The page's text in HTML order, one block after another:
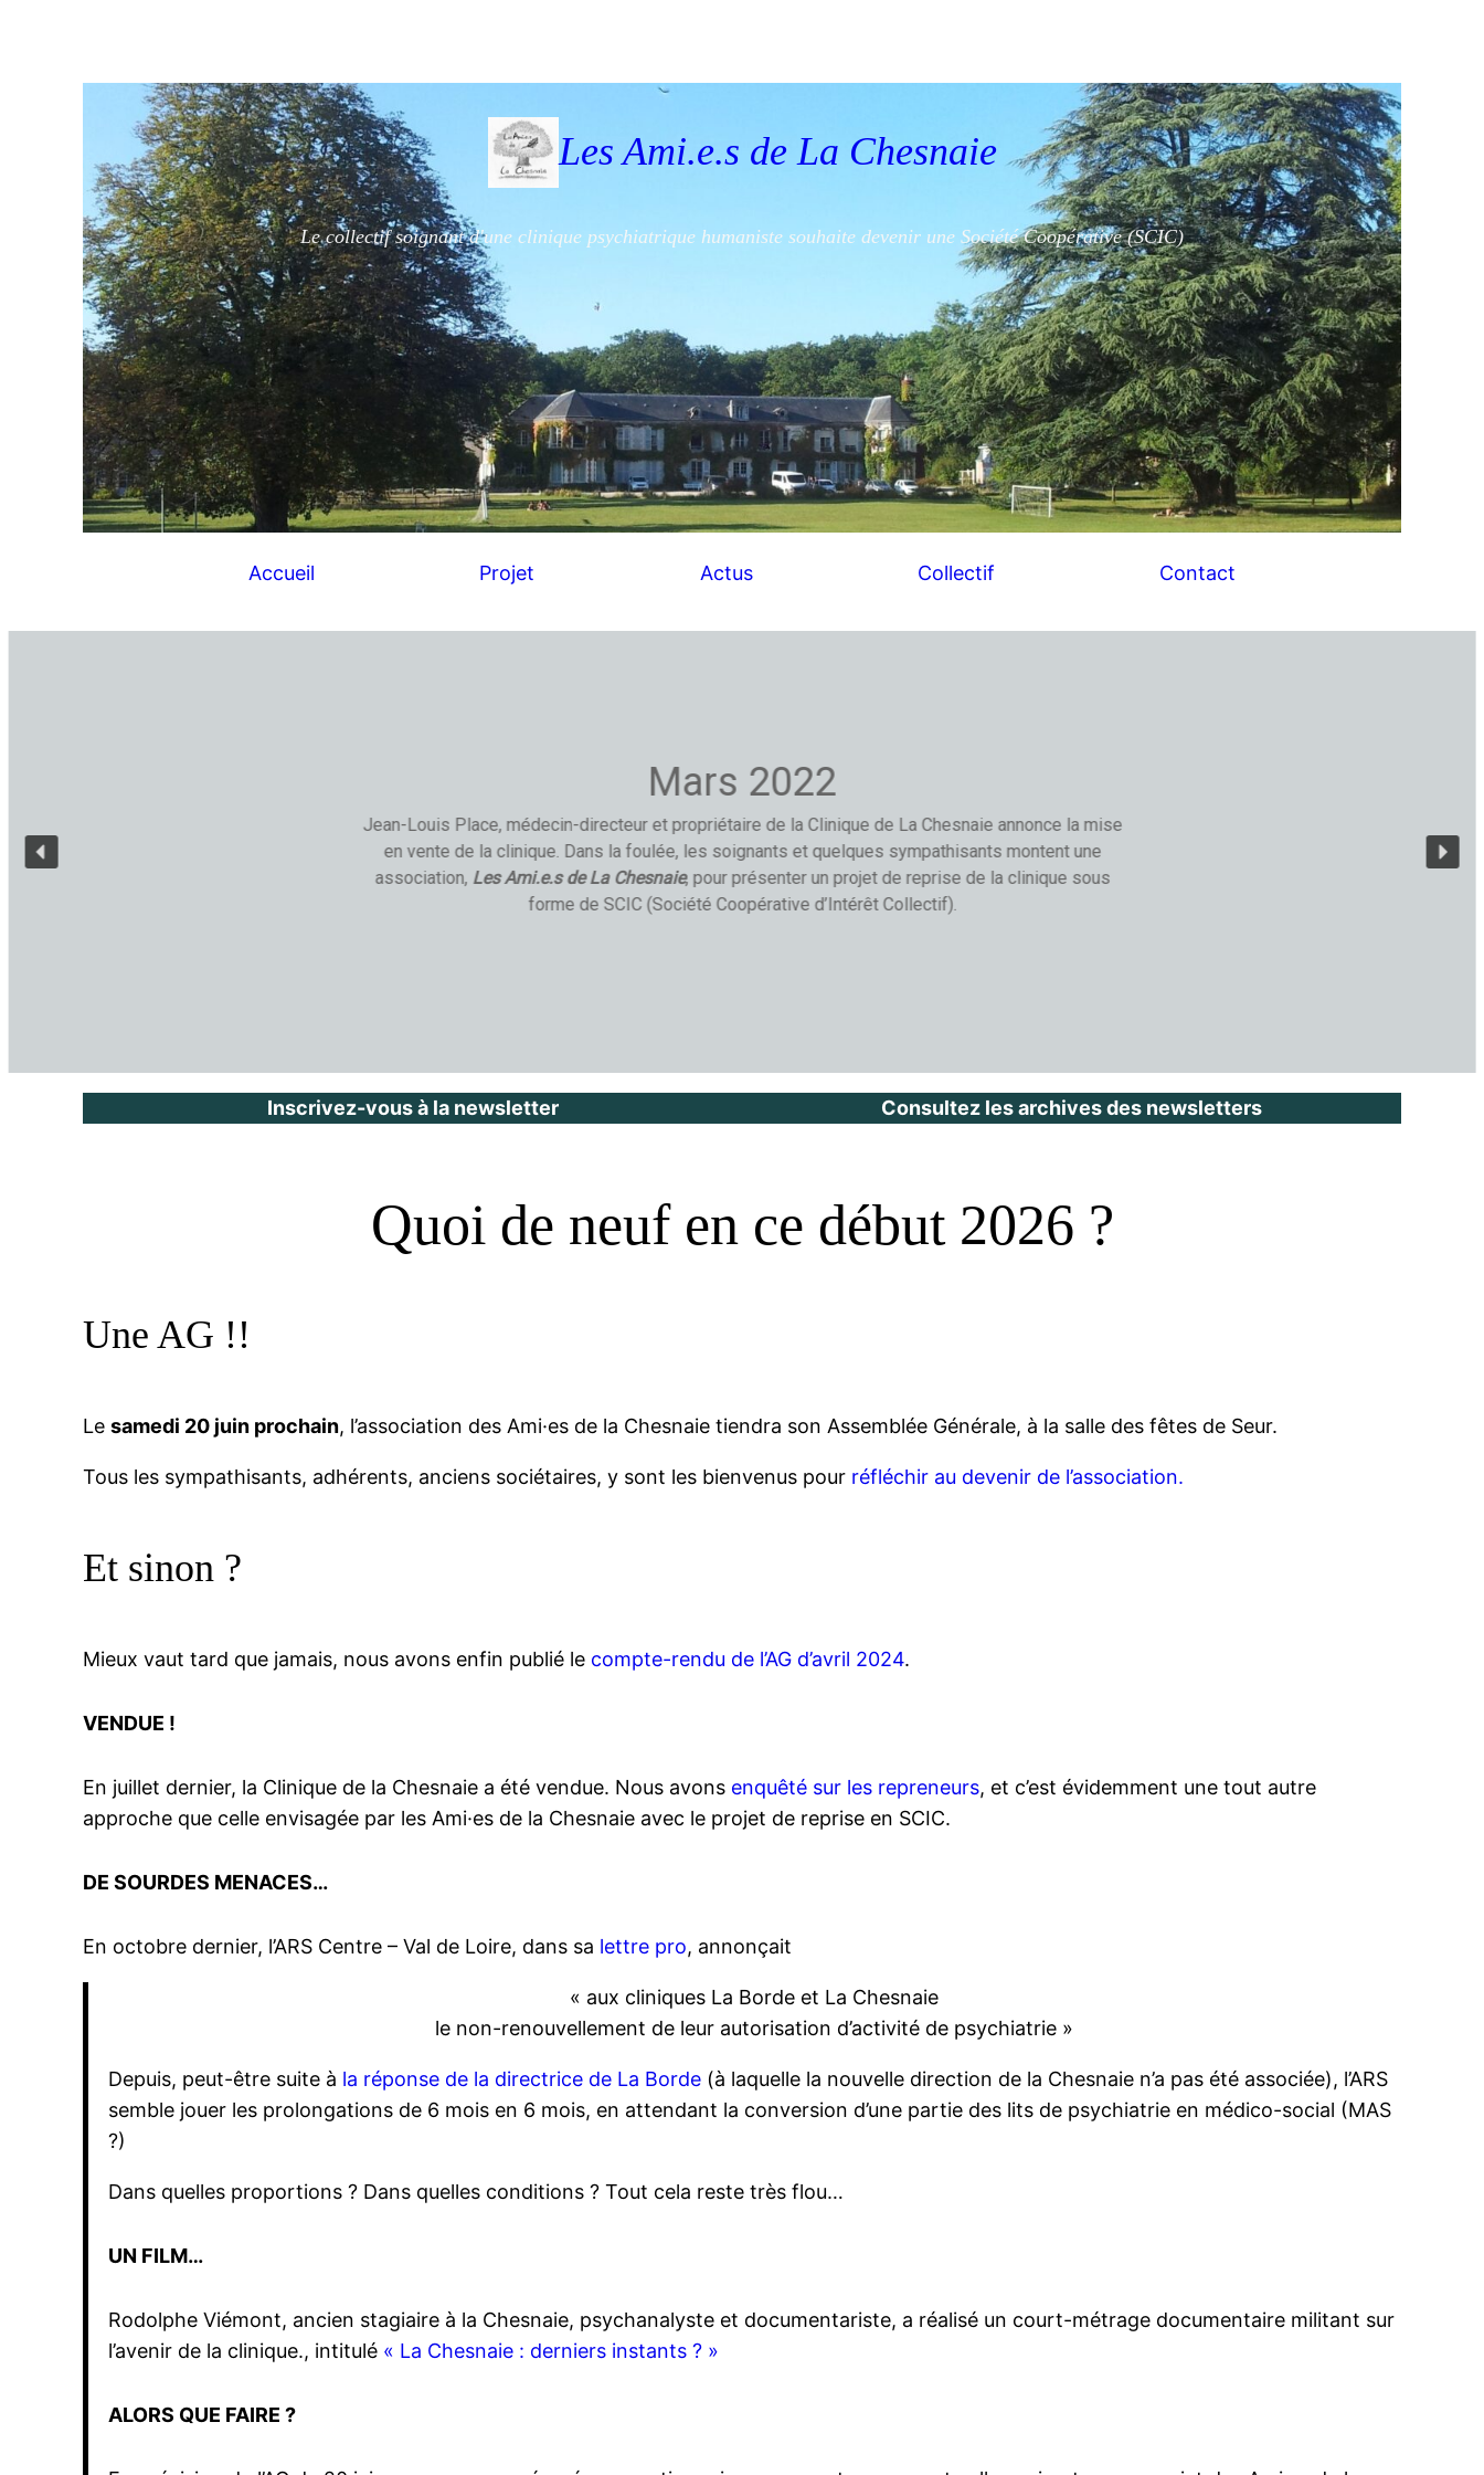
Les Ami.e.s de La Chesnaie
Le collectif soignant d'une clinique psychiatrique humaniste souhaite devenir une Société Coopérative (SCIC)
Accueil Projet Actus Collectif Contact
Mars 2022
Jean-Louis Place, médecin-directeur et propriétaire de la Clinique de La Chesnaie annonce la mise
en vente de la clinique. Dans la foulée, les soignants et quelques sympathisants montent une
association, Les Ami.e.s de La Chesnaie, pour présenter un projet de reprise de la clinique sous
forme de SCIC (Société Coopérative d’Intérêt Collectif).
Inscrivez-vous à la newsletter Consultez les archives des newsletters
Quoi de neuf en ce début 2026 ?
Une AG !!
Lesamedi 20 juin prochain, l’association des Ami·es de la Chesnaie tiendra son Assemblée Générale, à la salle des fêtes de Seur.
Tous les sympathisants, adhérents, anciens sociétaires, y sont les bienvenus pour réfléchir au devenir de l’association.
Et sinon ?
Mieux vaut tard que jamais, nous avons enfin publié le compte-rendu de l’AG d’avril 2024.
VENDUE !
En juillet dernier, la Clinique de la Chesnaie a été vendue. Nous avons enquêté sur les repreneurs, et c’est évidemment une tout autre
approche que celle envisagée par les Ami·es de la Chesnaie avec le projet de reprise en SCIC.
DE SOURDES MENACES…
En octobre dernier, l’ARS Centre – Val de Loire, dans sa lettre pro, annonçait
« aux cliniques La Borde et La Chesnaie
le non-renouvellement de leur autorisation d’activité de psychiatrie »
Depuis, peut-être suite à la réponse de la directrice de La Borde(à laquelle la nouvelle direction de la Chesnaie n’a pas été associée), l’ARS
semble jouer les prolongations de 6 mois en 6 mois, en attendant la conversion d’une partie des lits de psychiatrie en médico-social (MAS
?)
Dans quelles proportions ? Dans quelles conditions ? Tout cela reste très flou…
UN FILM…
Rodolphe Viémont, ancien stagiaire à la Chesnaie, psychanalyste et documentariste, a réalisé un court-métrage documentaire militant sur
l’avenir de la clinique., intitulé « La Chesnaie : derniers instants ? »
ALORS QUE FAIRE ?